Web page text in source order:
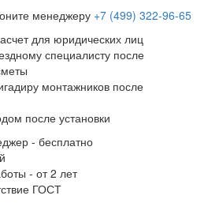
менеджеру +7 (499) 322-96-65
для юридических лиц
специалисту после
монтажников после
после установки
- бесплатно
- от 2 лет
ГОСТ